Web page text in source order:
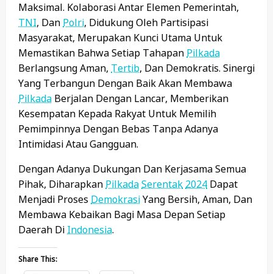
Maksimal. Kolaborasi Antar Elemen Pemerintah,
TNI, Dan Polri, Didukung Oleh Partisipasi
Masyarakat, Merupakan Kunci Utama Untuk
Memastikan Bahwa Setiap Tahapan Pilkada
Berlangsung Aman, Tertib, Dan Demokratis. Sinergi
Yang Terbangun Dengan Baik Akan Membawa
Pilkada Berjalan Dengan Lancar, Memberikan
Kesempatan Kepada Rakyat Untuk Memilih
Pemimpinnya Dengan Bebas Tanpa Adanya
Intimidasi Atau Gangguan.
Dengan Adanya Dukungan Dan Kerjasama Semua
Pihak, Diharapkan PilkadaSerentak 2024 Dapat
Menjadi Proses DemokrasiYang Bersih, Aman, Dan
Membawa Kebaikan Bagi Masa Depan Setiap
Daerah Di Indonesia.
Share This: